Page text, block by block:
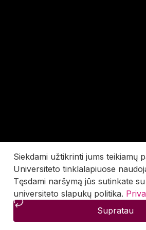
Siekdami užtikrinti jums teikiamų
Universiteto tinklalapiuose
Tęsdami naršymą jūs sutinkate
universiteto slapukų politika.
Supratau